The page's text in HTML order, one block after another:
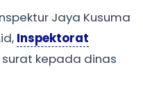
Jaya Kusuma
Inspektorat
kepada dinas